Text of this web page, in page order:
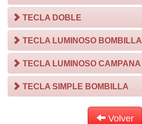
TECLA DOBLE
TECLA LUMINOSO BOMBILLA
TECLA LUMINOSO CAMPANA
TECLA SIMPLE BOMBILLA
Volver